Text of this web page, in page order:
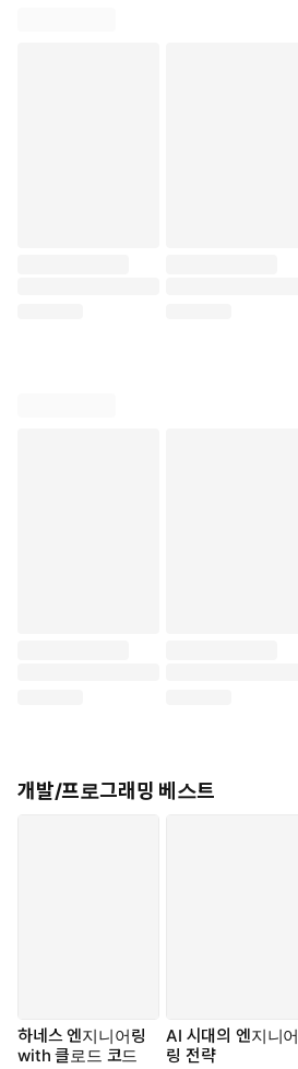
개발/프로그래밍 베스트
하네스 엔지니어링
with 클로드 코드
AI 시대의 엔지니어
링 전략